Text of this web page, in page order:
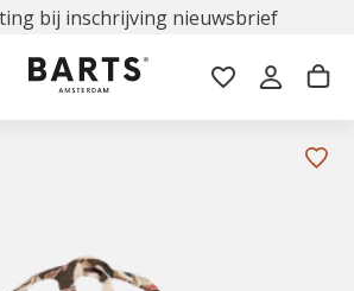
bij inschrijving nieuwsbrief